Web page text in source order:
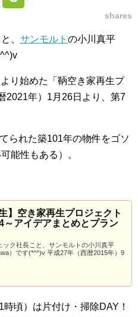
shares
、 サンモルト の小川真平
り始めた「鞆空き家再生プ
2021年）1月26日より、第7
られた築101年の物件をゴソ
能性もある）。
】空き家再生プロジェクト
～アイデアまとめとプラン
ック社長こと、サンモルトの小川真平
）です(*^^)v 平成27年（西暦2015年）9
頃）は片付け・掃除DAY！